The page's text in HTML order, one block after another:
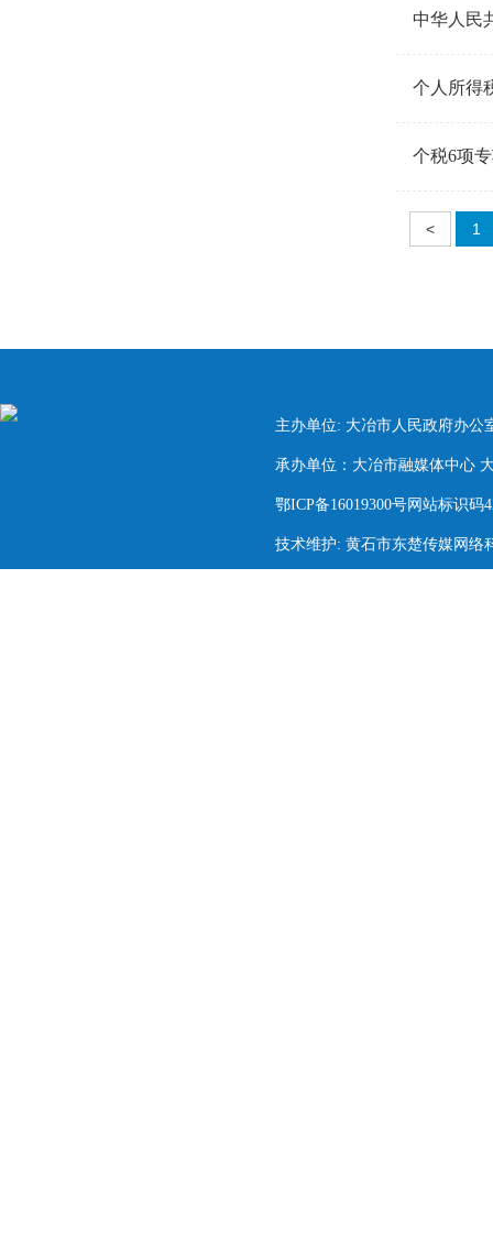
中华人民
个人所得
个税6项
< 1
主办单位: 大冶市人民政府办公
承办单位：大冶市融媒体中心
鄂ICP备16019300号网站标识码
技术维护: 黄石市东楚传媒网络